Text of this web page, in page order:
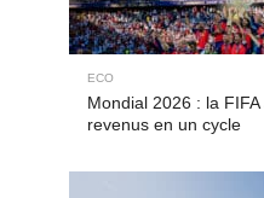
ECO
Mondial 2026 : la
revenus en un cycle